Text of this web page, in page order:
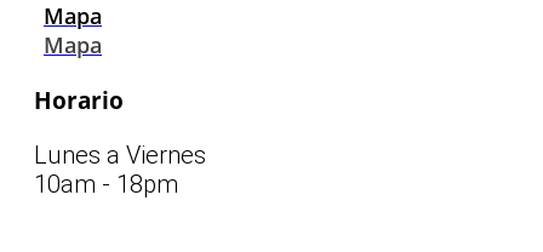
Mapa
Mapa
Horario
Lunes a Viernes
10am - 18pm